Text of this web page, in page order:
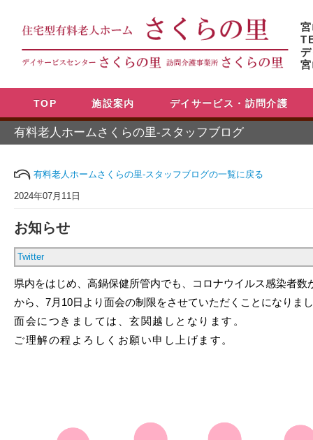
TOP 施設案内 デイサービス・訪問介護
有料老人ホームさくらの里-スタッフブログ
有料老人ホームさくらの里-スタッフブログの一覧に戻る
2024年07月11日
お知らせ
Twitter
県内をはじめ、高鍋保健所管内でも、コロナウイルス感染者数
から、7月10日より面会の制限をさせていただくことになりま
面会につきましては、玄関越しとなります。
ご理解の程よろしくお願い申し上げます。